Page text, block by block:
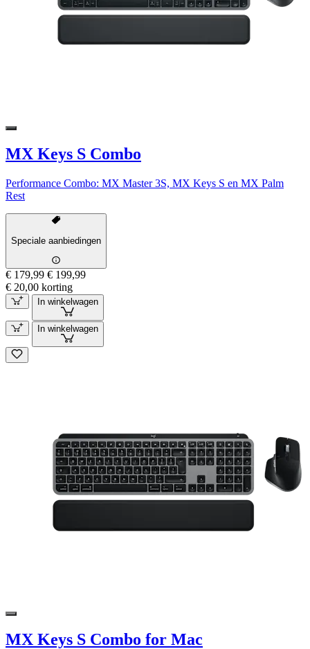
MX Keys S Combo
Performance Combo: MX Master 3S, MX Keys S en MX Palm
Rest
Speciale aanbiedingen
€ 179,99 € 199,99
€ 20,00 korting
In winkelwagen
In winkelwagen
MX Keys S Combo for Mac